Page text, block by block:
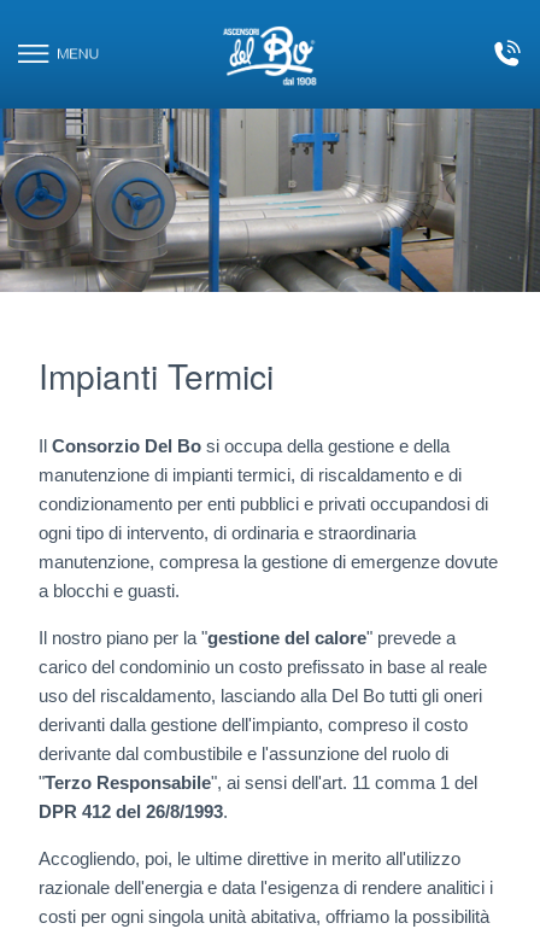
HOME
AZIENDA
ASCENSORI
RICERCA & SVILUPPO
FORMAZIONE E SICUREZZA
NORMATIVE
PARTNER
Impianti Termici
Il Consorzio Del Bo si occupa della gestione e della
manutenzione di impianti termici, di riscaldamento e di
condizionamento per enti pubblici e privati occupandosi di
ogni tipo di intervento, di ordinaria e straordinaria
manutenzione, compresa la gestione di emergenze dovute
a blocchi e guasti.
Il nostro piano per la "gestione del calore" prevede a
carico del condominio un costo prefissato in base al reale
uso del riscaldamento, lasciando alla Del Bo tutti gli oneri
derivanti dalla gestione dell'impianto, compreso il costo
derivante dal combustibile e l'assunzione del ruolo di
"Terzo Responsabile", ai sensi dell'art. 11 comma 1 del
DPR 412 del 26/8/1993.
Accogliendo, poi, le ultime direttive in merito all'utilizzo
razionale dell'energia e data l'esigenza di rendere analitici i
costi per ogni singola unità abitativa, offriamo la possibilità
Informativa sulla raccolta
Le tue preferenze relative alla privacy